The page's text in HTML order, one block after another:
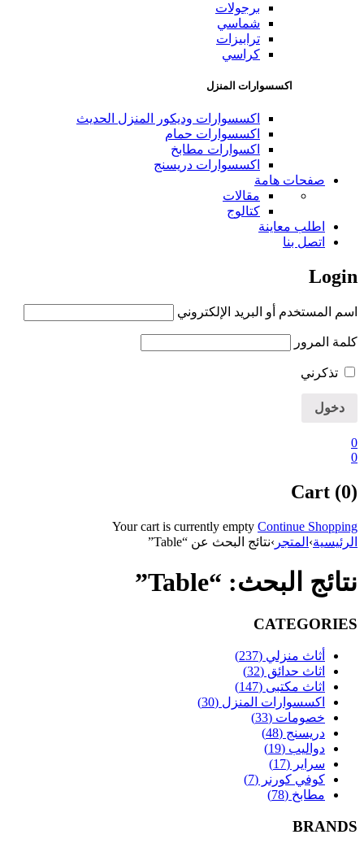
برجولات
شماسي
ترابيزات
كراسي
اكسسوارات المنزل
اكسسوارات وديكور المنزل الحديث
اكسسوارات حمام
اكسوارات مطابخ
اكسسوارات دريسنج
صفحات هامة
مقالات
كتالوج
اطلب معاينة
اتصل بنا
Login
اسم المستخدم أو البريد الإلكتروني
كلمة المرور
تذكرني
0
0
Cart (0)
Your cart is currently empty Continue Shopping
الرئيسية› المتجر ›نتائج البحث عن “Table”
نتائج البحث: “Table”
CATEGORIES
أثاث منزلي (237)
اثاث حدائق (32)
اثاث مكتبى (147)
اكسسوارات المنزل (30)
خصومات (33)
دريسنج (48)
دواليب (19)
سراير (17)
كوفي كورنر (7)
مطابخ (78)
BRANDS